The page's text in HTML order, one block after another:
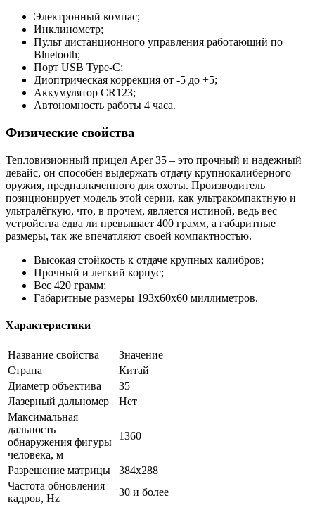
Электронный компас;
Инклинометр;
Пульт дистанционного управления работающий по
Bluetooth;
Порт USB Type-C;
Диоптрическая коррекция от -5 до +5;
Аккумулятор CR123;
Автономность работы 4 часа.
Физические свойства
Тепловизионный прицел Aper 35 – это прочный и надежный
девайс, он способен выдержать отдачу крупнокалиберного
оружия, предназначенного для охоты. Производитель
позиционирует модель этой серии, как ультракомпактную и
ультралёгкую, что, в прочем, является истиной, ведь вес
устройства едва ли превышает 400 грамм, а габаритные
размеры, так же впечатляют своей компактностью.
Высокая стойкость к отдаче крупных калибров;
Прочный и легкий корпус;
Вес 420 грамм;
Габаритные размеры 193х60х60 миллиметров.
Характеристики
Название свойства
Значение
Страна
Китай
Диаметр объектива
35
Лазерный дальномер
Нет
Максимальная
дальность
обнаружения фигуры
человека, м
1360
Разрешение матрицы
384x288
Частота обновления
кадров, Hz
30 и более